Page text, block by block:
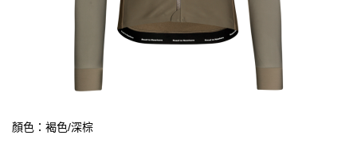
顏色：褐色/深棕